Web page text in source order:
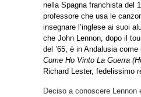
nella Spagna franchista del
professore che usa le
insegnare l’inglese ai suoi
che John Lennon, dopo il
del ’65, è in Andalusia
Come Ho Vinto La Guerra
Richard Lester, fedelissimo
Deciso a conoscere Lennon